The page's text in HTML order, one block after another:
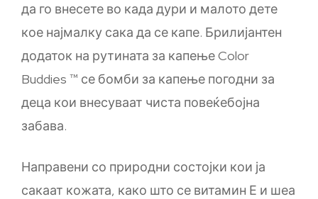
да го внесете во када дури и малото дете
кое најмалку сака да се капе. Брилијантен
додаток на рутината за капење Color
Buddies ™ се бомби за капење погодни за
деца кои внесуваат чиста повеќебојна
забава.
Направени со природни состојки кои ја
сакаат кожата, како што се витамин Е и шеа